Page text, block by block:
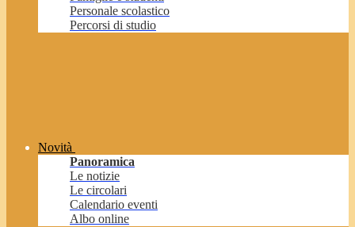
Personale scolastico
Percorsi di studio
Novità
Panoramica
Le notizie
Le circolari
Calendario eventi
Albo online